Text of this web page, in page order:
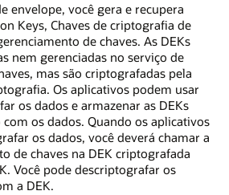
envelope, você gera e recupera
Keys, Chaves de criptografia de
de chaves. As DEKs
nem gerenciadas no serviço de
mas são criptografadas pela
Os aplicativos podem usar
os dados e armazenar as DEKs
os dados. Quando os aplicativos
os dados, você deverá chamar a
de chaves na DEK criptografada
Você pode descriptografar os
a DEK.